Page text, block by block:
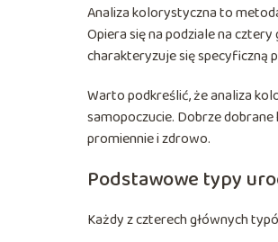
Analiza kolorystyczna to
Opiera się na podziale na
charakteryzuje się specyficzną
Warto podkreślić, że analiza
samopoczucie. Dobrze
promiennie i zdrowo.
Podstawowe typy
Każdy z czterech głównych